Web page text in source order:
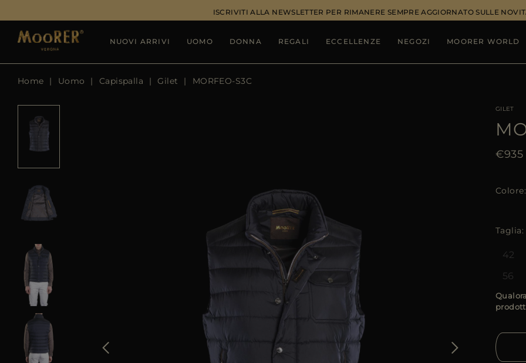
ISCRIVITI ALLA NEWSLETTER PER RIMANERE SEMPRE AGGIORNATO SULLE
NUOVI ARRIVI UOMO DONNA REGALI ECCELLENZE NEGOZI MOORER WORLD
Home Uomo Capispalla Gilet MORFEO-S3C
GILET
€935
Colore
Taglia
42
56